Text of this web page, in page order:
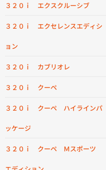
３２０ｉ エクスクルーシブ
３２０ｉ エクセレンスエディシ
ョン
３２０ｉ カブリオレ
３２０ｉ クーペ
３２０ｉ クーペ ハイラインパ
ッケージ
３２０ｉ クーペ Ｍスポーツ